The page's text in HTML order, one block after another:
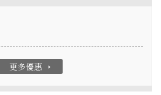
更多優惠 arrow_right